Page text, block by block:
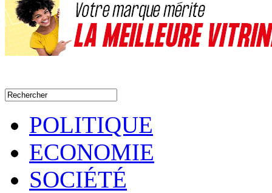
POLITIQUE
ECONOMIE
SOCIÉTÉ